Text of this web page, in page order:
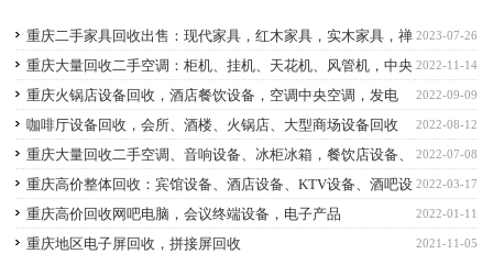
2023-07-26
重庆二手家具回收出售：现代家具，红木家具，实木家具，禅
意家具等
2022-11-14
重庆大量回收二手空调：柜机、挂机、天花机、风管机，中央
空调
2022-09-09
重庆火锅店设备回收，酒店餐饮设备，空调中央空调，发电
机、变压器等设备回收
2022-08-12
咖啡厅设备回收，会所、酒楼、火锅店、大型商场设备回收
2022-07-08
重庆大量回收二手空调、音响设备、冰柜冰箱，餐饮店设备、
超市设备回收
2022-03-17
重庆高价整体回收：宾馆设备、酒店设备、KTV设备、酒吧设
备、茶楼设备
2022-01-11
重庆高价回收网吧电脑，会议终端设备，电子产品
2021-11-05
重庆地区电子屏回收，拼接屏回收